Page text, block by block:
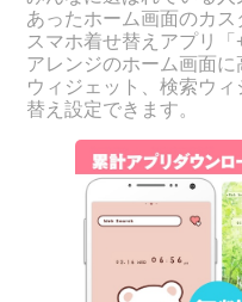
あったホーム画面のカ
スマホ着せ替えアプリ
アレンジのホーム画面
ウィジェット、検索ウ
替え設定できます。